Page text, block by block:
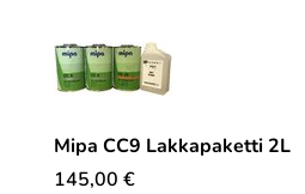
Mipa CC9 Lakkapaketti 2L
145,00 €